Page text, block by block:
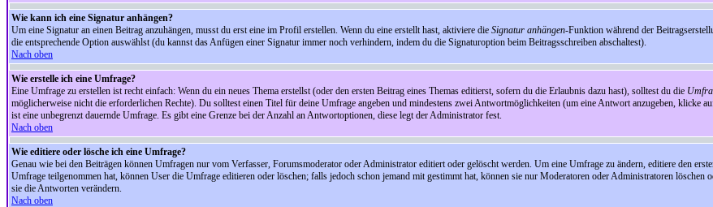
Wie kann ich eine Signatur anhängen?
Um eine Signatur an einen Beitrag anzuhängen, musst du erst eine im Profil erstellen. Wenn du eine erstellt hast, aktiviere die Signatur anhängen-Funktion während der
die entsprechende Option auswählst (du kannst das Anfügen einer Signatur immer noch verhindern, indem du die Signaturoption beim Beitragsschreiben abschaltest).
Nach oben
Wie erstelle ich eine Umfrage?
Eine Umfrage zu erstellen ist recht einfach: Wenn du ein neues Thema erstellst (oder den ersten Beitrag eines Themas editierst, sofern du die Erlaubnis dazu hast), solltest du die
möglicherweise nicht die erforderlichen Rechte). Du solltest einen Titel für deine Umfrage angeben und mindestens zwei Antwortmöglichkeiten (um eine Antwort anzugeben, klicke
ist eine unbegrenzt dauernde Umfrage. Es gibt eine Grenze bei der Anzahl an Antwortoptionen, diese legt der Administrator fest.
Nach oben
Wie editiere oder lösche ich eine Umfrage?
Genau wie bei den Beiträgen können Umfragen nur vom Verfasser, Forumsmoderator oder Administrator editiert oder gelöscht werden. Um eine Umfrage zu ändern, editiere den
Umfrage teilgenommen hat, können User die Umfrage editieren oder löschen; falls jedoch schon jemand mit gestimmt hat, können sie nur Moderatoren oder Administratoren
sie die Antworten verändern.
Nach oben